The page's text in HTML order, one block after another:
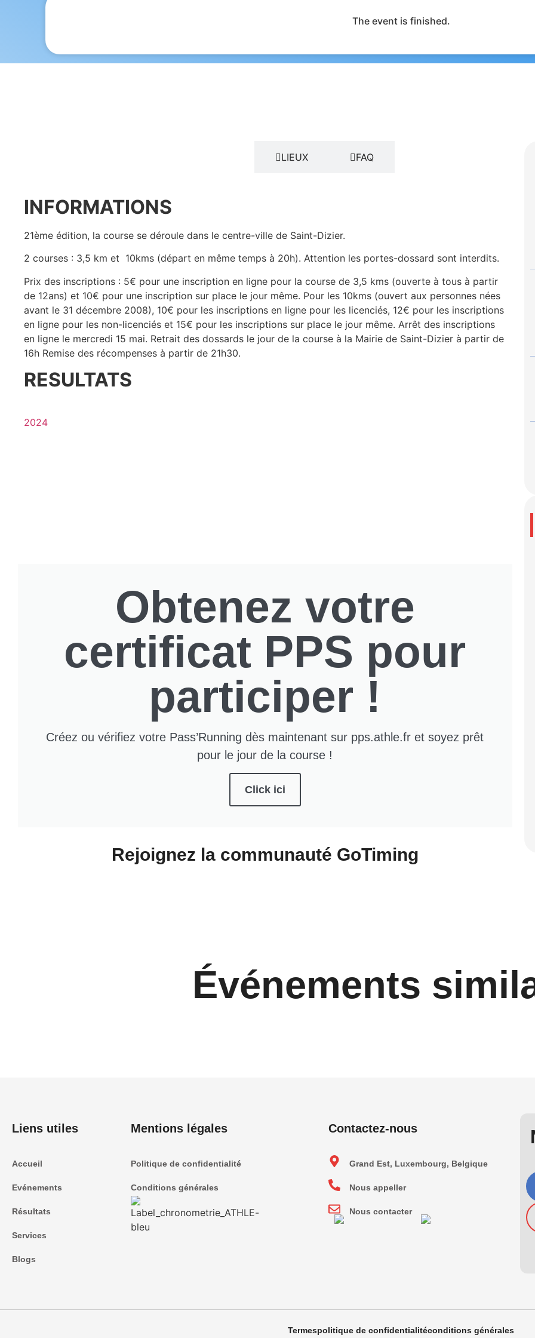
The event is finished.
LIEUX FAQ
INFORMATIONS
21ème édition, la course se déroule dans le centre-ville de Saint-Dizier.
2 courses : 3,5 km et 10kms (départ en même temps à 20h). Attention les portes-dossard sont interdits.
Prix des inscriptions : 5€ pour une inscription en ligne pour la course de 3,5 kms (ouverte à tous à partir
de 12ans) et 10€ pour une inscription sur place le jour même. Pour les 10kms (ouvert aux personnes nées
avant le 31 décembre 2008), 10€ pour les inscriptions en ligne pour les licenciés, 12€ pour les inscriptions
en ligne pour les non-licenciés et 15€ pour les inscriptions sur place le jour même. Arrêt des inscriptions
en ligne le mercredi 15 mai. Retrait des dossards le jour de la course à la Mairie de Saint-Dizier à partir de
16h Remise des récompenses à partir de 21h30.
RESULTATS
2024
Obtenez votre
certificat PPS pour
participer !
Créez ou vérifiez votre Pass’Running dès maintenant sur pps.athle.fr et soyez prêt
pour le jour de la course !
Click ici
Rejoignez la communauté GoTiming
Événements
Liens utiles
Accueil
Evénements
Résultats
Services
Blogs
Mentions légales
Politique de confidentialité
Conditions générales
Contactez-nous
Grand Est, Luxembourg, Belgique
Nous appeller
Nous contacter
Termespolitique de confidentialitéconditions générales